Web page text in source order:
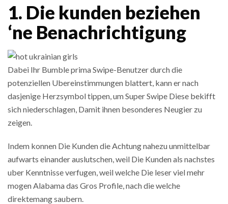
1. Die kunden beziehen
‘ne Benachrichtigung
Dabei Ihr Bumble prima Swipe-Benutzer durch die
potenziellen Ubereinstimmungen blattert, kann er nach
dasjenige Herzsymbol tippen, um Super Swipe Diese bekifft
sich niederschlagen, Damit ihnen besonderes Neugier zu
zeigen.
Indem konnen Die Kunden die Achtung nahezu unmittelbar
aufwarts einander auslutschen, weil Die Kunden als nachstes
uber Kenntnisse verfugen, weil welche Die leser viel mehr
mogen Alabama das Gros Profile, nach die welche
direktemang saubern.